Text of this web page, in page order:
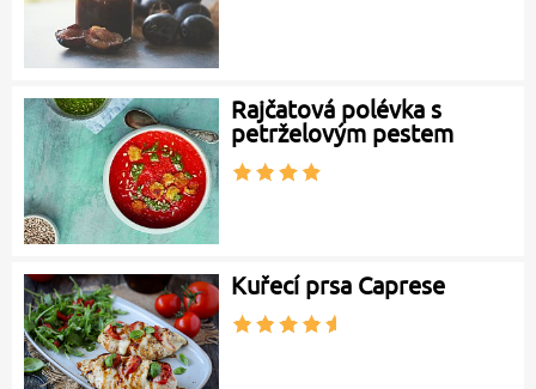
Rajčatová polévka s
petrželovým pestem
Kuřecí prsa Caprese